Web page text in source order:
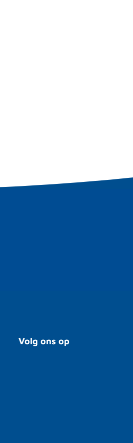
Volg ons op